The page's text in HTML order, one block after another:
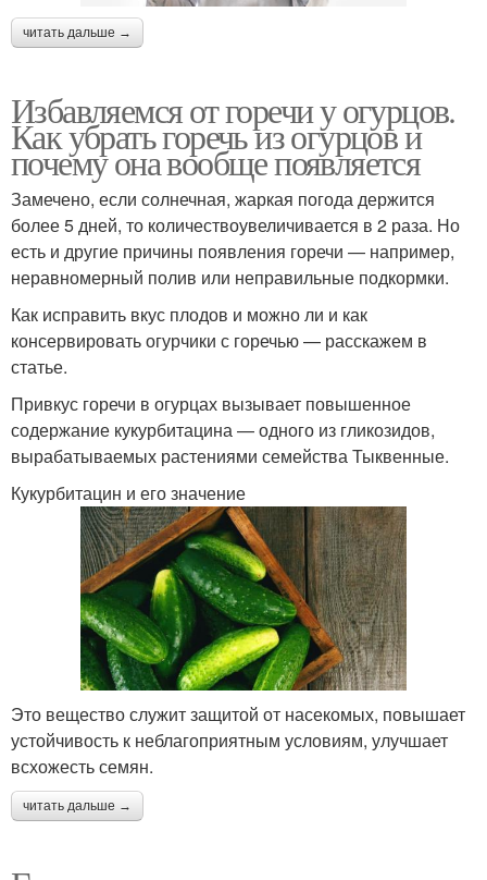
читать дальше →
Избавляемся от горечи у огурцов.
Как убрать горечь из огурцов и
почему она вообще появляется
Замечено, если солнечная, жаркая погода держится
более 5 дней, то количествоувеличивается в 2 раза. Но
есть и другие причины появления горечи — например,
неравномерный полив или неправильные подкормки.
Как исправить вкус плодов и можно ли и как
консервировать огурчики с горечью — расскажем в
статье.
Привкус горечи в огурцах вызывает повышенное
содержание кукурбитацина — одного из гликозидов,
вырабатываемых растениями семейства Тыквенные.
Кукурбитацин и его значение
Это вещество служит защитой от насекомых, повышает
устойчивость к неблагоприятным условиям, улучшает
всхожесть семян.
читать дальше →